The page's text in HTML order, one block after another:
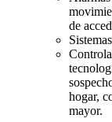
de
hogar,
mayor.